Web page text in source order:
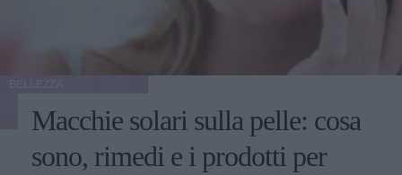
Macchie solari sulla pelle: cosa
sono, rimedi e i prodotti per